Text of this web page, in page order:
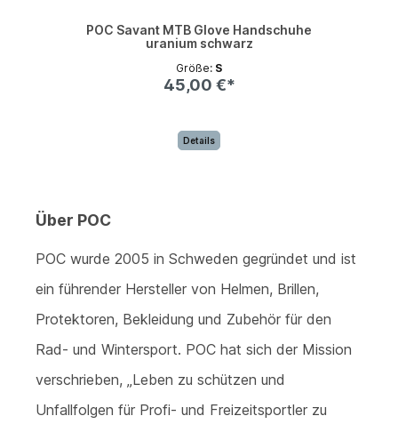
POC Savant MTB Glove Handschuhe
uranium schwarz
Größe: S
45,00 €*
Details
Über POC
POC wurde 2005 in Schweden gegründet und ist
ein führender Hersteller von Helmen, Brillen,
Protektoren, Bekleidung und Zubehör für den
Rad- und Wintersport. POC hat sich der Mission
verschrieben, „Leben zu schützen und
Unfallfolgen für Profi- und Freizeitsportler zu